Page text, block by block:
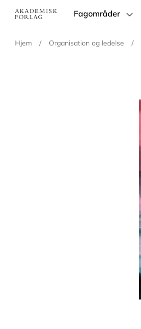
Main
Fagområder
Hjem / Organisation og ledelse /